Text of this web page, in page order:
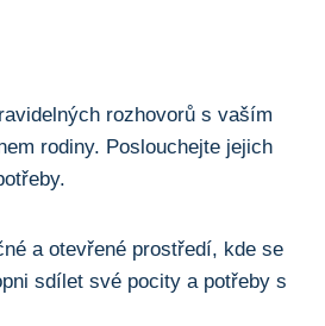
rozhovorů s vaším
rodiny. Poslouchejte jejich
a otevřené prostředí, kde se
sdílet své pocity a potřeby s